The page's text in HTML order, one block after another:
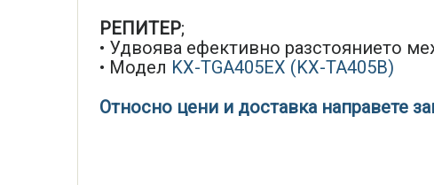
РЕПИТЕР;
• Удвоява ефективно разстоянието
• Модел KX-TGA405EX (KX-TA405B)
Относно цени и доставка направете